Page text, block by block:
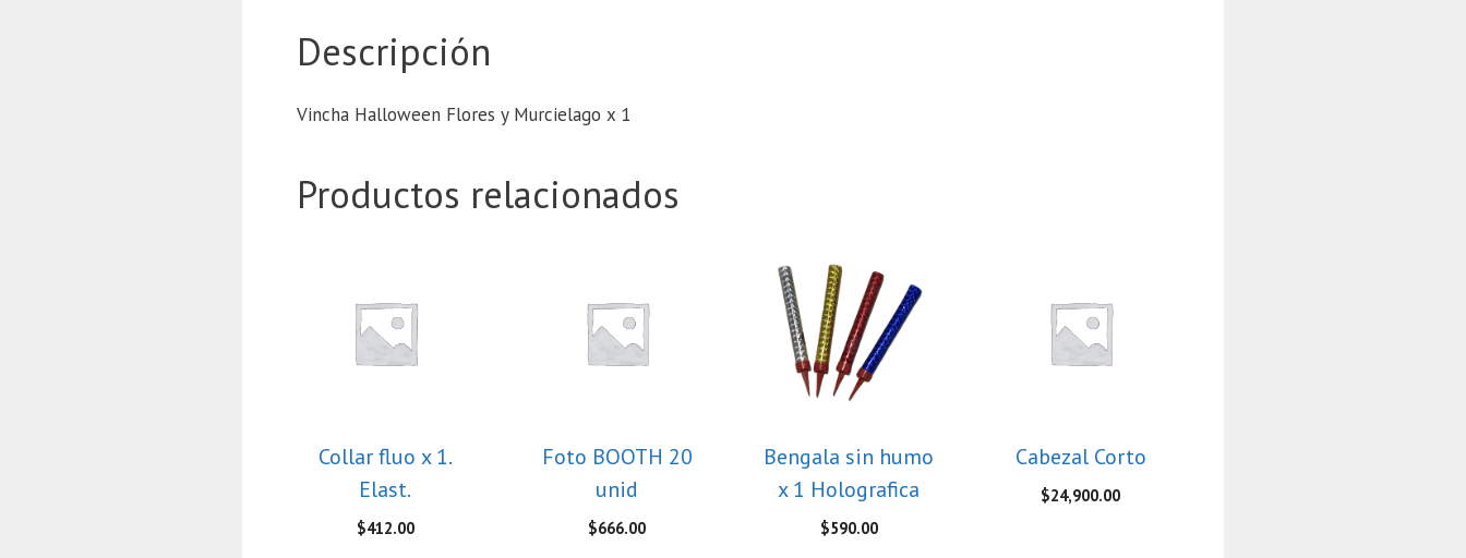
Descripción
Vincha Halloween Flores y Murcielago x 1
Productos relacionados
Collar fluo x 1.
Elast.
$412.00
Foto BOOTH 20
unid
$666.00
Bengala sin humo
x 1 Holografica
$590.00
Cabezal Corto
$24,900.00